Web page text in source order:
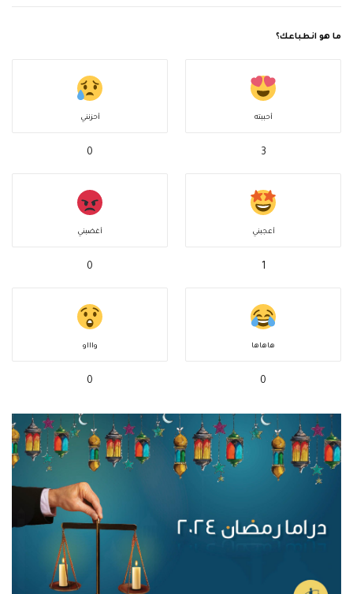
ما هو انطباعك؟
أحببته
3
أحزنني
0
أعجبني
1
أغضبني
0
هاهاها
0
واااو
0